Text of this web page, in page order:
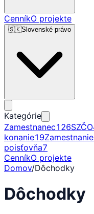
CenníkO projekte
🇸🇰Slovenské právo
Kategórie
Zamestnanec126SZČO
konanie19Zamestnanie
poisťovňa7
CenníkO projekte
Domov/Dôchodky
Dôchodky